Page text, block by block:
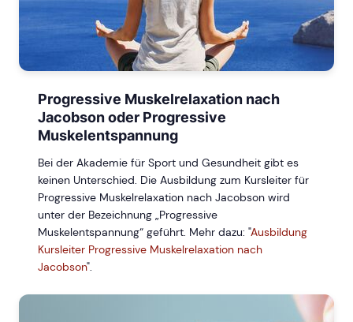
Progressive Muskelrelaxation nach
Jacobson oder Progressive
Muskelentspannung
Bei der Akademie für Sport und Gesundheit gibt es
keinen Unterschied. Die Ausbildung zum Kursleiter für
Progressive Muskelrelaxation nach Jacobson wird
unter der Bezeichnung „Progressive
Muskelentspannung“ geführt. Mehr dazu: "Ausbildung
Kursleiter Progressive Muskelrelaxation nach
Jacobson".